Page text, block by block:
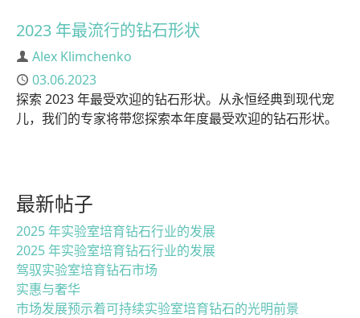
2023 年最流行的钻石形状
作者
Alex Klimchenko
已发布
03.06.2023
探索 2023 年最受欢迎的钻石形状。从永恒经典到现代宠
儿，我们的专家将带您探索本年度最受欢迎的钻石形状。
最新帖子
2025 年实验室培育钻石行业的发展
2025 年实验室培育钻石行业的发展
驾驭实验室培育钻石市场
实惠与奢华
市场发展预示着可持续实验室培育钻石的光明前景